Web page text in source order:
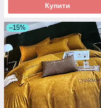
Купити
–15%